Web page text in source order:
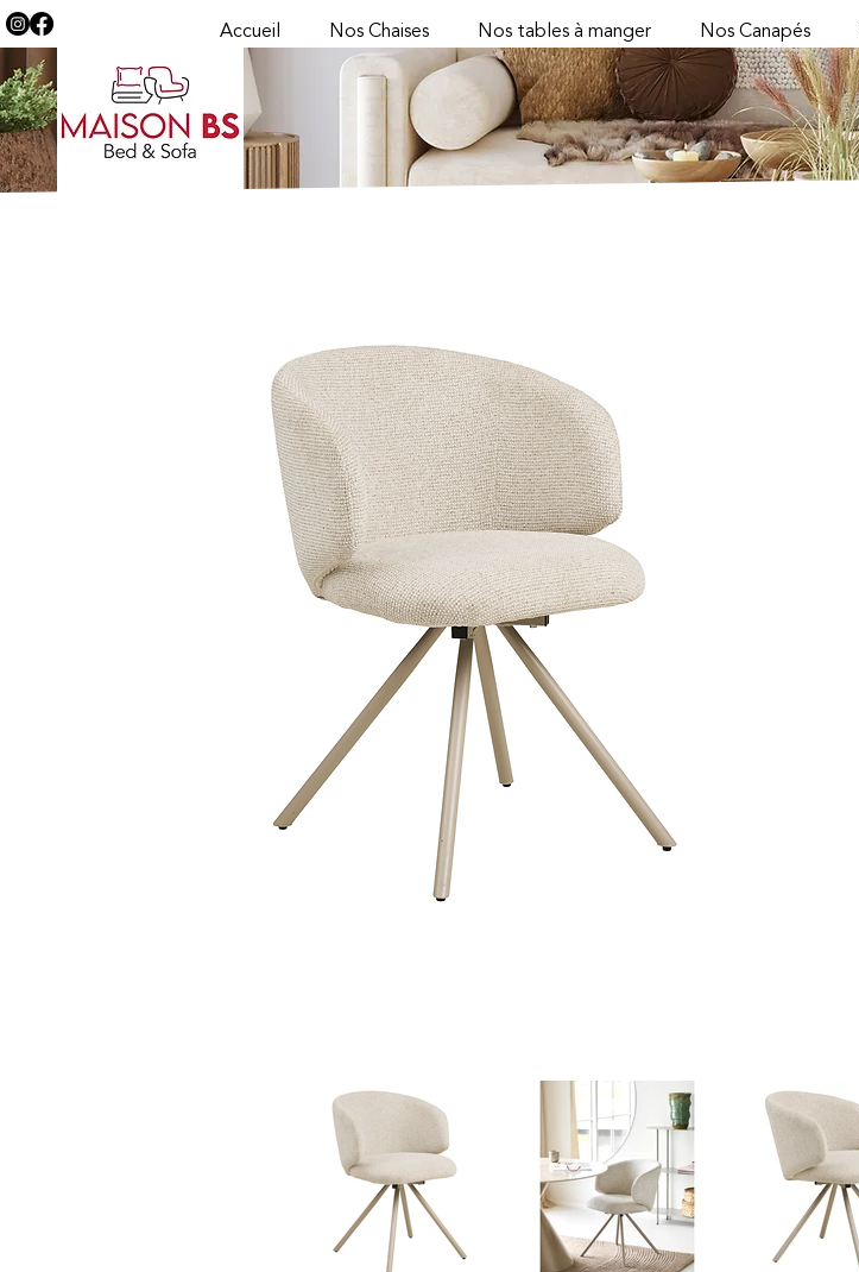
Accueil Nos Chaises Nos tables à manger Nos Canapés
FULHAM PIVOTANT
Chaise pivotante